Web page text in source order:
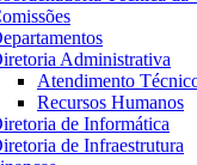
Administrativa
Atendimento
Recursos Humanos
de Informática
de Infraestrutura